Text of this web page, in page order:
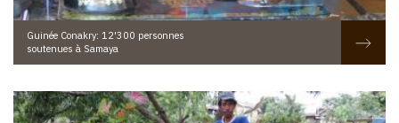
Guinée Conakry: 12'300 personnes
soutenues à Samaya